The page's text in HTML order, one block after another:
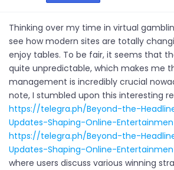
Thinking over my time in virtual
see how modern sites are totally
enjoy tables. To be fair, it seems that
quite unpredictable, which makes me
management is incredibly crucial
note, I stumbled upon this interesting
https://telegra.ph/Beyond-the-
Updates-Shaping-Online-
https://telegra.ph/Beyond-the-
Updates-Shaping-Online-
where users discuss various winning